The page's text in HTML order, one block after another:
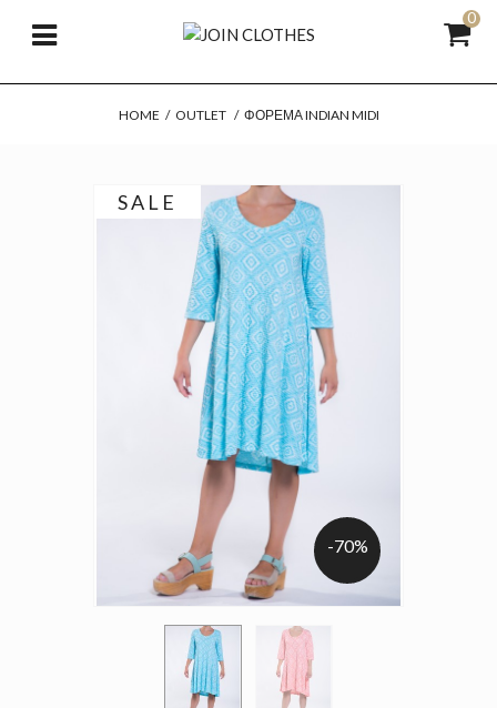
0
HOME / OUTLET / ΦΌΡΕΜΑ INDIAN MIDI
SALE
-70%